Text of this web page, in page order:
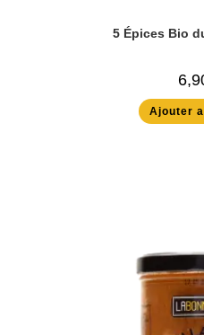
5 Épices Bio
Ajouter